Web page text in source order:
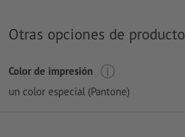
Otras opciones de producto
Color de impresión
un color especial (Pantone)